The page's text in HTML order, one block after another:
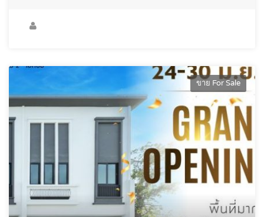
ขาย For Sale